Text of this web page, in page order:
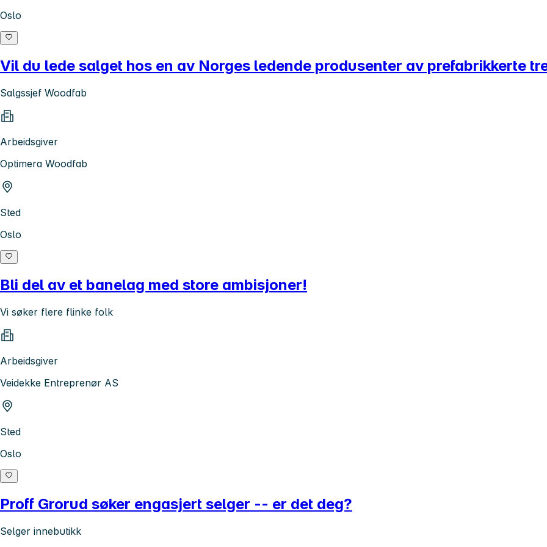
Oslo
Vil du lede salget hos en av Norges ledende produsenter av prefabrikkerte
Salgssjef Woodfab
Arbeidsgiver
Optimera Woodfab
Sted
Oslo
Bli del av et banelag med store ambisjoner!
Vi søker flere flinke folk
Arbeidsgiver
Veidekke Entreprenør AS
Sted
Oslo
Proff Grorud søker engasjert selger -- er det deg?
Selger innebutikk